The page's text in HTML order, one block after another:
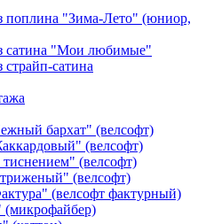
поплина "Зима-Лето" (юниор,
сатина "Мои любимые"
страйп-сатина
бархат" (велсофт)
(велсофт)
(велсофт)
(велсофт)
(велсофт фактурный)